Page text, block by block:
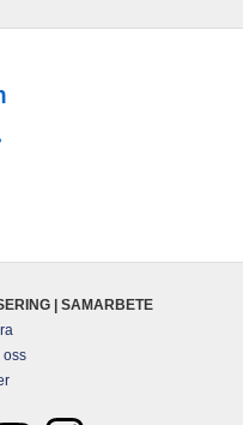
| SAMARBETE
oss